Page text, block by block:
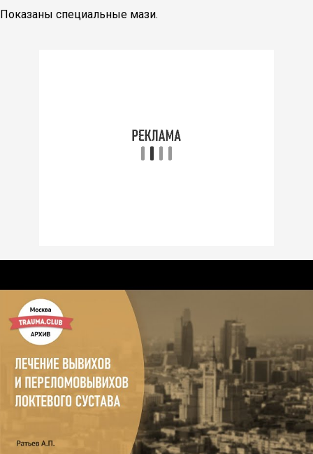
Показаны специальные мази.